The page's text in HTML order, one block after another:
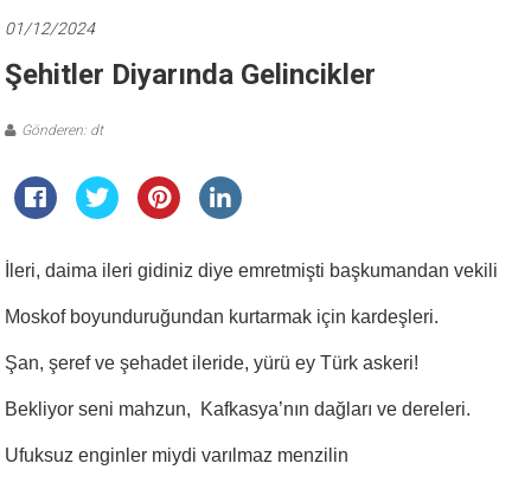
01/12/2024
Şehitler Diyarında Gelincikler
Gönderen: dt
İleri, daima ileri gidiniz diye emretmişti başkumandan vekili
Moskof boyunduruğundan kurtarmak için kardeşleri.
Şan, şeref ve şehadet ileride, yürü ey Türk askeri!
Bekliyor seni mahzun, Kafkasya’nın dağları ve dereleri.
Ufuksuz enginler miydi varılmaz menzilin